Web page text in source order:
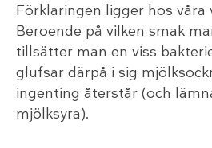
Förklaringen ligger hos våra
Beroende på vilken smak
tillsätter man en viss
glufsar därpå i sig
ingenting återstår (och
mjölksyra).